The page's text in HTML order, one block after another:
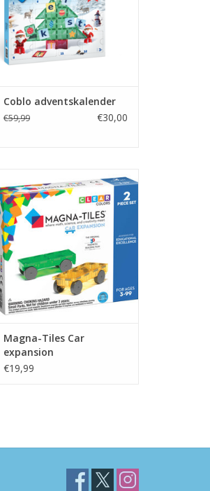
Coblo adventskalender
€59,99 €30,00
Magna-Tiles Car expansion
TOEVOEGEN AAN WINKELWAGEN
Magna-Tiles Car
expansion
€19,99